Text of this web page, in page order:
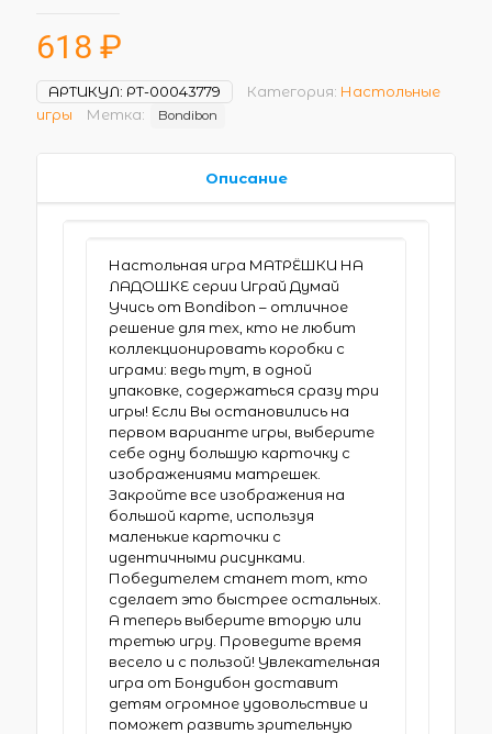
618 ₽
АРТИКУЛ: РТ-00043779 Категория: Настольные
игры
Метка: Bondibon
Описание
Настольная игра МАТРЁШКИ НА
ЛАДОШКЕ серии Играй Думай
Учись от Bondibon – отличное
решение для тех, кто не любит
коллекционировать коробки с
играми: ведь тут, в одной
упаковке, содержаться сразу три
игры! Если Вы остановились на
первом варианте игры, выберите
себе одну большую карточку с
изображениями матрешек.
Закройте все изображения на
большой карте, используя
маленькие карточки с
идентичными рисунками.
Победителем станет тот, кто
сделает это быстрее остальных.
А теперь выберите вторую или
третью игру. Проведите время
весело и с пользой! Увлекательная
игра от Бондибон доставит
детям огромное удовольствие и
поможет развить зрительную